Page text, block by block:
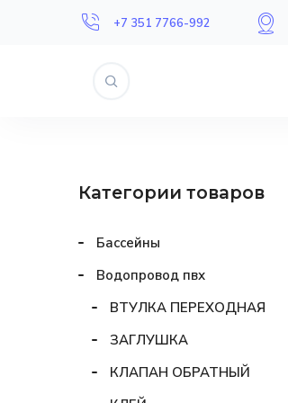
+7 351 7766-992
Категории товаров
Бассейны
Водопровод пвх
ВТУЛКА ПЕРЕХОДНАЯ
ЗАГЛУШКА
КЛАПАН ОБРАТНЫЙ